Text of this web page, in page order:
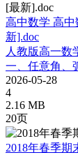
高中数学 高
新].doc
人教版高一数
一、任意角、
2026-05-28
4
2.16 MB
20页
2018年春季期